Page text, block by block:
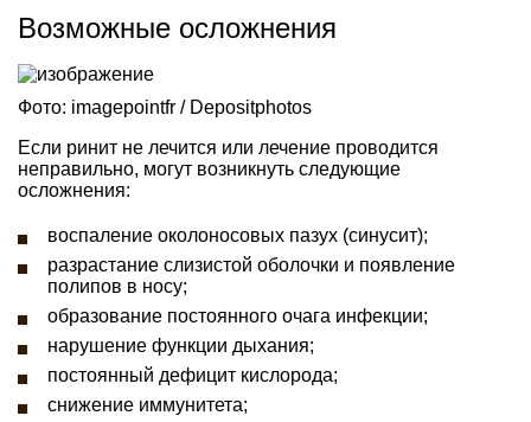
Возможные осложнения
Фото: imagepointfr / Depositphotos
Если ринит не лечится или лечение проводится
неправильно, могут возникнуть следующие
осложнения:
воспаление околоносовых пазух (синусит);
разрастание слизистой оболочки и появление
полипов в носу;
образование постоянного очага инфекции;
нарушение функции дыхания;
постоянный дефицит кислорода;
снижение иммунитета;